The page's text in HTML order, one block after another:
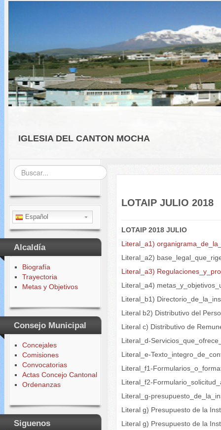
IGLESIA DEL CANTON MOCHA
Buscar...
Español
Alcaldía
Biografía
Trayectoria
Metas y Objetivos
Consejo Municipal
Concejales
Comisiones
Convocatorias
Actas Concejo Cantonal
Ordenanzas
Siguenos
LOTAIP JULIO 2018
LOTAIP 2018 JULIO
Literal_a1)
Literal_a2)
Literal_a3)
Literal_a4)
Literal_b1)
Literal b2) Distributivo del
Literal c) Distributivo de
Literal_d-
Literal_e-
Literal_f1-
Literal_f2-
Literal_g-
Literal g) Presupuesto de la
Literal g) Presupuesto de la